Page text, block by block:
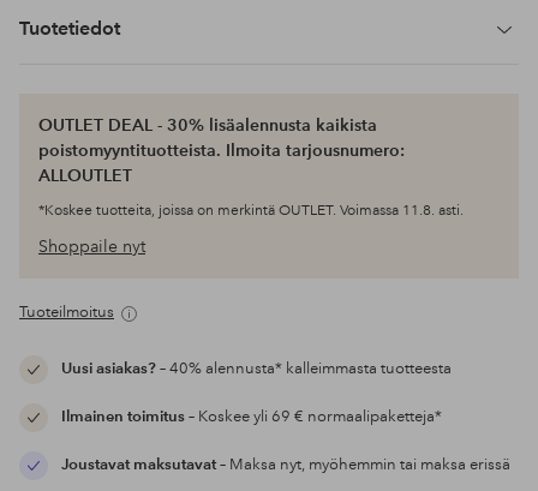
Tuotetiedot
OUTLET DEAL - 30% lisäalennusta kaikista
poistomyyntituotteista. Ilmoita tarjousnumero:
ALLOUTLET
*Koskee tuotteita, joissa on merkintä OUTLET. Voimassa 11.8. asti.
Shoppaile nyt
Tuoteilmoitus
Uusi asiakas?– 40% alennusta* kalleimmasta tuotteesta
Ilmainen toimitus– Koskee yli 69 € normaalipaketteja*
Joustavat maksutavat– Maksa nyt, myöhemmin tai maksa erissä